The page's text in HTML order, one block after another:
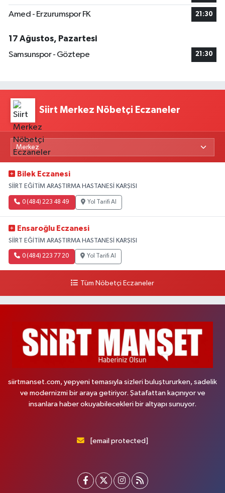
Amed - Erzurumspor FK 21:30
17 Ağustos, Pazartesi
Samsunspor - Göztepe
21:30
Siirt Merkez Nöbetçi Eczaneler
Bilek Eczanesi
SİİRT EĞİTİM ARAŞTIRMA HASTANESİ KARŞISI
0 (484) 223 48 49 Yol Tarifi Al
Ensaroğlu Eczanesi
SİİRT EĞİTİM ARAŞTIRMA HASTANESİ KARŞISI
0 (484) 223 77 20 Yol Tarifi Al
Tüm Nöbetçi Eczaneler
siirtmanset.com, yepyeni temasıyla sizleri buluştururken, sadelik
ve modernizmi bir araya getiriyor. Şatafattan kaçınıyor ve
insanlara haber okuyabilecekleri bir altyapı sunuyor.
[email protected]